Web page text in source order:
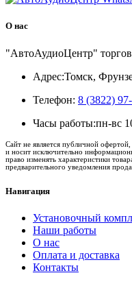
О нас
"АвтоАудиоЦентр"
Адрес:Томск,
Телефон: 8 (3822)
Часы работы:пн-вс
Сайт не является публичной
и носит исключительно
право изменять характеристики
предварительного уведомления
Навигация
Установочный
Наши работы
О нас
Оплата и доставка
Контакты